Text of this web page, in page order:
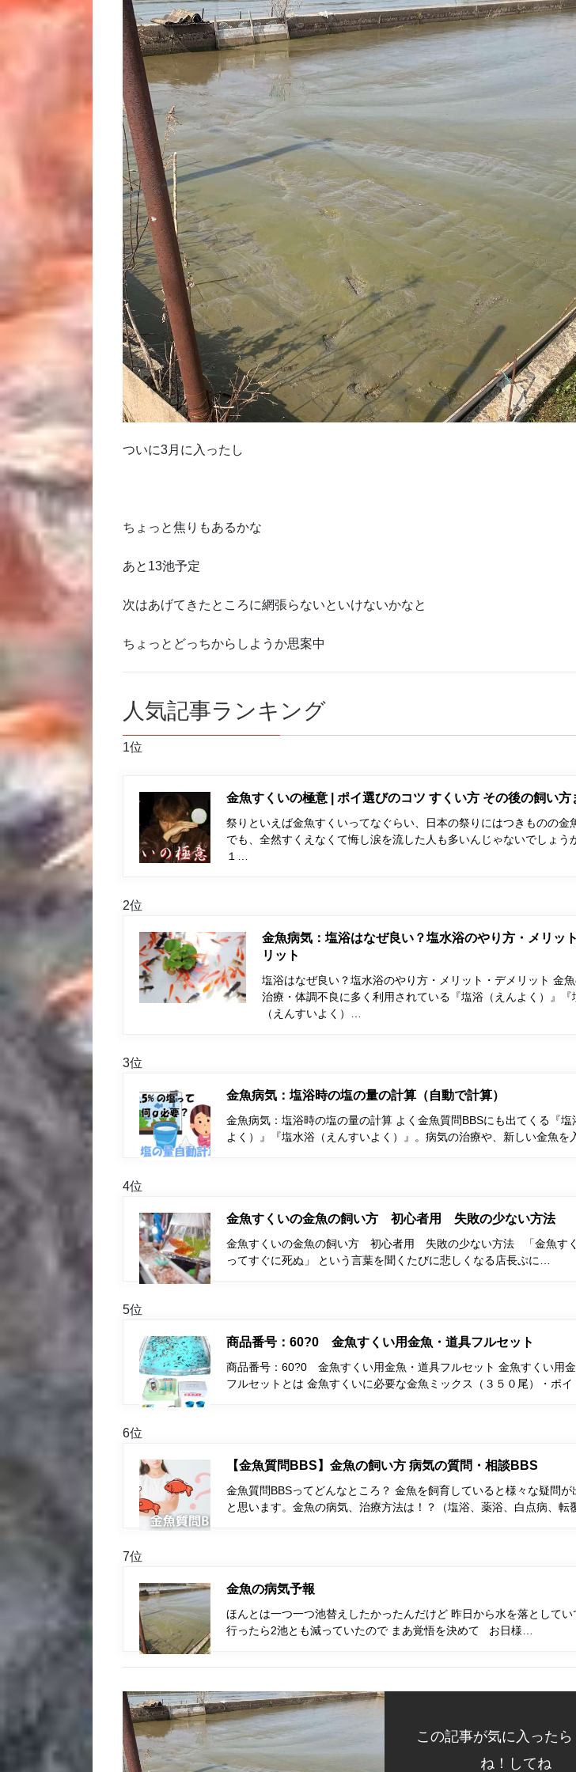
ついに3月に入ったし
ちょっと焦りもあるかな
あと13池予定
次はあげてきたところに網張らないといけないかなと
ちょっとどっちからしようか思案中
人気記事ランキング
1位
金魚すくいの極意 | ポイ選びのコツ すくい方 その後の飼い方
祭りといえば金魚すくいってなぐらい、日本の祭りにはつきものの金
でも、全然すくえなくて悔し涙を流した人も多いんじゃないでしょう
１…
2位
金魚病気：塩浴はなぜ良い？塩水浴のやり方・メリッ
リット
塩浴はなぜ良い？塩水浴のやり方・メリット・デメリット 金
治療・体調不良に多く利用されている『塩浴（えんよく）』『
（えんすいよく）…
3位
金魚病気：塩浴時の塩の量の計算（自動で計算）
金魚病気：塩浴時の塩の量の計算 よく金魚質問BBSにも出てくる『塩
よく）』『塩水浴（えんすいよく）』。病気の治療や、新しい金魚を
4位
金魚すくいの金魚の飼い方 初心者用 失敗の少ない方法
金魚すくいの金魚の飼い方 初心者用 失敗の少ない方法 「金魚す
ってすぐに死ぬ」 という言葉を聞くたびに悲しくなる店長ぷに…
5位
商品番号：60?0 金魚すくい用金魚・道具フルセット
商品番号：60?0 金魚すくい用金魚・道具フルセット 金魚すくい用
フルセットとは 金魚すくいに必要な金魚ミックス（３５０尾）・ポイ
6位
【金魚質問BBS】金魚の飼い方 病気の質問・相談BBS
金魚質問BBSってどんなところ？ 金魚を飼育していると様々な疑問が
と思います。金魚の病気、治療方法は！？（塩浴、薬浴、白点病、転
7位
金魚の病気予報
ほんとは一つ一つ池替えしたかったんだけど 昨日から水を落としてい
行ったら2池とも減っていたので まあ覚悟を決めて お日様…
この記事が気に入った
ね！してね